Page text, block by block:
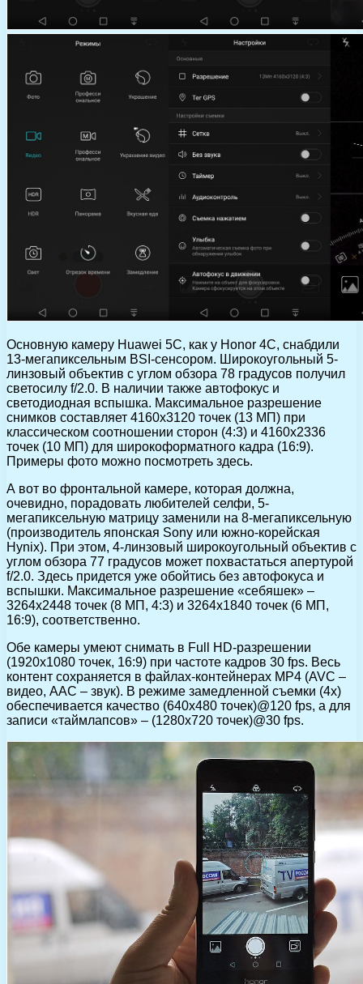
Основную камеру Huawei 5C, как у Honor 4C, снабдили
13-мегапиксельным BSI-сенсором. Широкоугольный 5-
линзовый объектив с углом обзора 78 градусов получил
светосилу f/2.0. В наличии также автофокус и
светодиодная вспышка. Максимальное разрешение
снимков составляет 4160х3120 точек (13 МП) при
классическом соотношении сторон (4:3) и 4160х2336
точек (10 МП) для широкоформатного кадра (16:9).
Примеры фото можно посмотреть здесь.
А вот во фронтальной камере, которая должна,
очевидно, порадовать любителей селфи, 5-
мегапиксельную матрицу заменили на 8-мегапиксельную
(производитель японская Sony или южно-корейская
Hynix). При этом, 4-линзовый широкоугольный объектив с
углом обзора 77 градусов может похвастаться апертурой
f/2.0. Здесь придется уже обойтись без автофокуса и
вспышки. Максимальное разрешение «себяшек» –
3264х2448 точек (8 МП, 4:3) и 3264х1840 точек (6 МП,
16:9), соответственно.
Обе камеры умеют снимать в Full HD-разрешении
(1920х1080 точек, 16:9) при частоте кадров 30 fps. Весь
контент сохраняется в файлах-контейнерах MP4 (AVC –
видео, AAC – звук). В режиме замедленной съемки (4x)
обеспечивается качество (640х480 точек)@120 fps, а для
записи «таймлапсов» – (1280х720 точек)@30 fps.